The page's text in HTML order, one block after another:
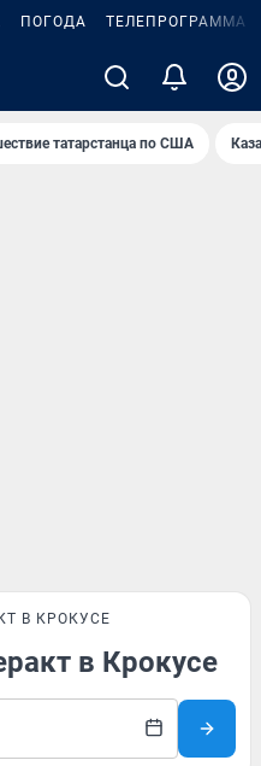
ПОГОДА ТЕЛЕПРОГРАММА
татарстанца по США
В КРОКУСЕ
в Крокусе